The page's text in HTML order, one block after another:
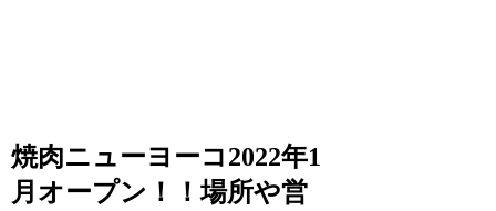
焼肉ニューヨーコ2022年1
月オープン！！場所や営